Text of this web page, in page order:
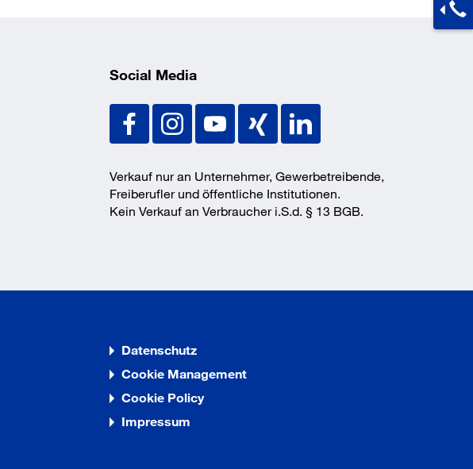
Social Media
Verkauf nur an Unternehmer, Gewerbetreibende,
Freiberufler und öffentliche Institutionen.
Kein Verkauf an Verbraucher i.S.d. § 13 BGB.
Datenschutz
Cookie Management
Cookie Policy
Impressum